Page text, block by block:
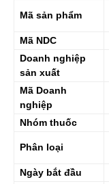
Mã sản phẩm
Mã NDC
Doanh nghiệp
sản xuất
Mã Doanh
nghiệp
Nhóm thuốc
Phân loại
Ngày bắt đầu